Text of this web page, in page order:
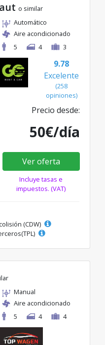
o similar
Automático
Aire acondicionado
5
4 3
9.78
Excelente
(258
opiniones)
Precio desde:
50€/día
Ver oferta
Incluye tasas e
impuestos. (VAT)
(CDW)
Manual
Aire acondicionado
5
4 4